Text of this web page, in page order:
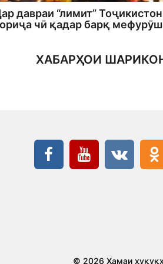
давраи “лимит”
чӣ қадар барқ
ХАБАРҲОИ
© 2026 Ҳамаи